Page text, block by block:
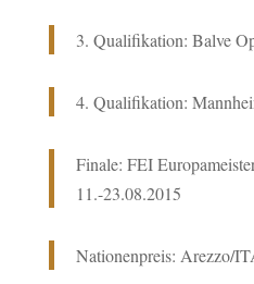
3. Qualifikation: Balve
4. Qualifikation:
Finale: FEI
11.-23.08.2015
Nationenpreis: Arezzo/